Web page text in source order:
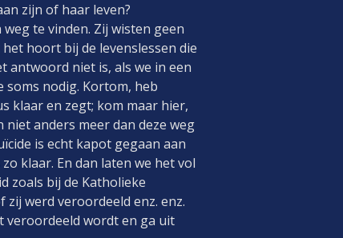
zijn of haar leven?
te vinden. Zij wisten geen
hoort bij de levenslessen die
antwoord niet is, als we in een
nodig. Kortom, heb
klaar en zegt; kom maar hier,
anders meer dan deze weg
is echt kapot gegaan aan
klaar. En dan laten we het vol
zoals bij de Katholieke
werd veroordeeld enz. enz.
veroordeeld wordt en ga uit